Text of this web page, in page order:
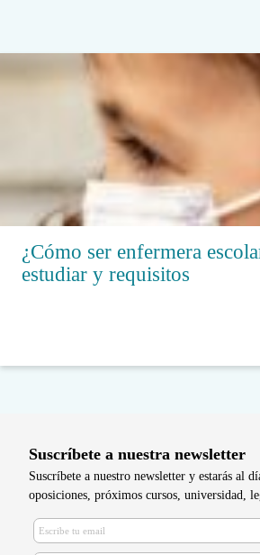
¿Cómo ser enfermera
estudiar y requisitos
Suscríbete a nuestra newsletter
Suscríbete a nuestro newsletter y estarás al
oposiciones, próximos cursos, universidad,